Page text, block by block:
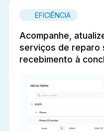
EFICIÊNCIA
Acompanhe,
serviços de reparo
recebimento à